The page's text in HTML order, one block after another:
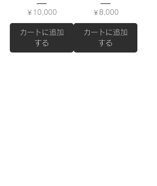
価格
￥10,000
カートに追加
する
価格
￥8,000
カートに追加
する